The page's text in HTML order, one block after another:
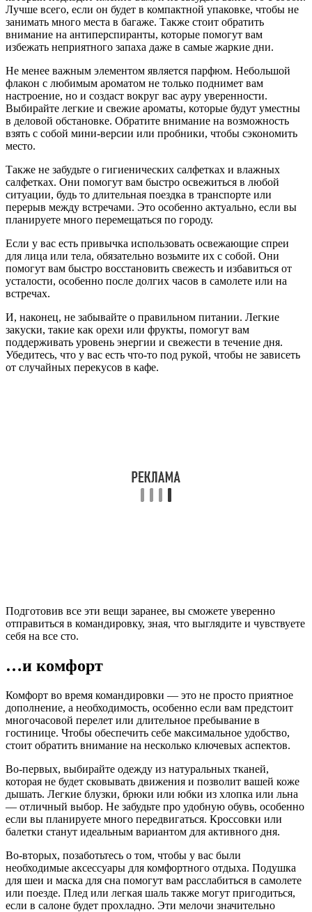
Лучше всего, если он будет в компактной упаковке, чтобы не
занимать много места в багаже. Также стоит обратить
внимание на антиперспиранты, которые помогут вам
избежать неприятного запаха даже в самые жаркие дни.
Не менее важным элементом является парфюм. Небольшой
флакон с любимым ароматом не только поднимет вам
настроение, но и создаст вокруг вас ауру уверенности.
Выбирайте легкие и свежие ароматы, которые будут уместны
в деловой обстановке. Обратите внимание на возможность
взять с собой мини-версии или пробники, чтобы сэкономить
место.
Также не забудьте о гигиенических салфетках и влажных
салфетках. Они помогут вам быстро освежиться в любой
ситуации, будь то длительная поездка в транспорте или
перерыв между встречами. Это особенно актуально, если вы
планируете много перемещаться по городу.
Если у вас есть привычка использовать освежающие спреи
для лица или тела, обязательно возьмите их с собой. Они
помогут вам быстро восстановить свежесть и избавиться от
усталости, особенно после долгих часов в самолете или на
встречах.
И, наконец, не забывайте о правильном питании. Легкие
закуски, такие как орехи или фрукты, помогут вам
поддерживать уровень энергии и свежести в течение дня.
Убедитесь, что у вас есть что-то под рукой, чтобы не зависеть
от случайных перекусов в кафе.
Подготовив все эти вещи заранее, вы сможете уверенно
отправиться в командировку, зная, что выглядите и чувствуете
себя на все сто.
…и комфорт
Комфорт во время командировки — это не просто приятное
дополнение, а необходимость, особенно если вам предстоит
многочасовой перелет или длительное пребывание в
гостинице. Чтобы обеспечить себе максимальное удобство,
стоит обратить внимание на несколько ключевых аспектов.
Во-первых, выбирайте одежду из натуральных тканей,
которая не будет сковывать движения и позволит вашей коже
дышать. Легкие блузки, брюки или юбки из хлопка или льна
— отличный выбор. Не забудьте про удобную обувь, особенно
если вы планируете много передвигаться. Кроссовки или
балетки станут идеальным вариантом для активного дня.
Во-вторых, позаботьтесь о том, чтобы у вас были
необходимые аксессуары для комфортного отдыха. Подушка
для шеи и маска для сна помогут вам расслабиться в самолете
или поезде. Плед или легкая шаль также могут пригодиться,
если в салоне будет прохладно. Эти мелочи значительно